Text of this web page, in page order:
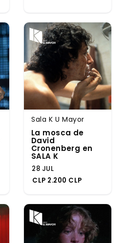
Sala K U Mayor
La mosca de
David
Cronenberg en
SALA K
28 JUL
CLP 2.200 CLP